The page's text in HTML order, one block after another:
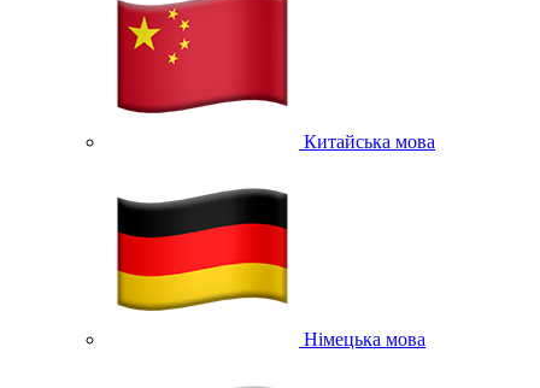
Китайська мова
Німецька мова